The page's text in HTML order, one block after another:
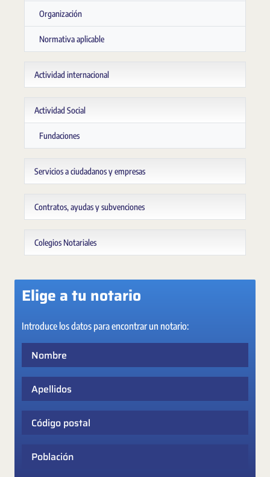
Organización
Normativa aplicable
Actividad internacional
Actividad Social
Fundaciones
Servicios a ciudadanos y empresas
Contratos, ayudas y subvenciones
Colegios Notariales
Elige a tu notario
Introduce los datos para encontrar un notario: